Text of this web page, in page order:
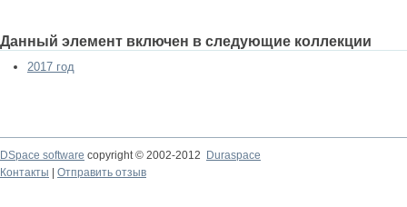
Данный элемент включен в следующие коллекции
2017 год
DSpace software copyright © 2002-2012
Duraspace
Контакты
Отправить отзыв